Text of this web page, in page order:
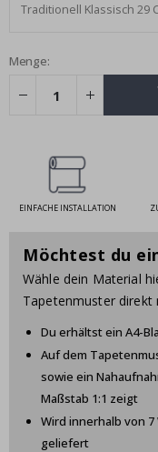
Menge:
EINFACHE INSTALLATION
Möchtest du
Wähle dein Material
Tapetenmuster direkt
Du erhältst ein A4-
Auf dem
sowie ein
Maßstab 1:1 zeigt
Wird innerhalb von
geliefert